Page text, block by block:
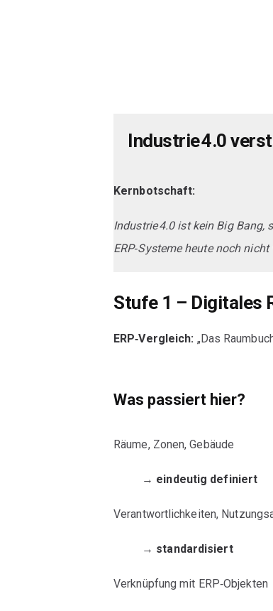
Industrie 4.0
Kernbotschaft:
Industrie 4.0 ist kein Big Bang,
ERP‑Systeme heute noch
Stufe 1 – Digitales
ERP‑Vergleich: „Das
Was passiert hier?
Räume, Zonen, Gebäude
→ eindeutig definiert
Verantwortlichkeiten,
→ standardisiert
Verknüpfung mit ERP‑Objekten